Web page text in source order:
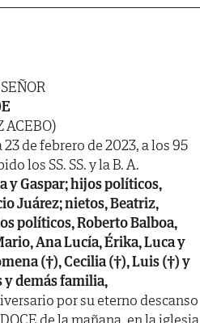
ACEBO)
de febrero de 2023, a los 95
los SS. SS. y la B. A.
y Gaspar; hijos políticos,
Juárez; nietos, Beatriz,
políticos, Roberto Balboa,
Ana Lucía, Érika, Luca y
(†), Cecilia (†), Luis (†) y
demás familia,
por su eterno descanso
de la mañana, en la iglesia